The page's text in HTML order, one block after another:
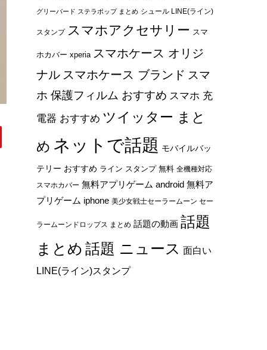
グリーバード ステラポップ まとめ シュール LINE(ライン)
スタンプ スマホアクセサリー スマ
ホカバー xperia スマホケース オリジ
ナル スマホケース ブランド スマ
ホ 保護フィルム おすすめ スマホ 充
電器 おすすめ ツイッター まと
め ネットで話題 モバイルバッ
テリー おすすめ ライン スタンプ 無料 全機種対応
スマホカバー 無料アプリゲーム android 無料ア
プリゲーム iphone 美少女戦士セーラームーン セー
ラームーンドロップス まとめ 話題の動画 話題
まとめ 話題 ニュース 面白い
LINE(ライン)スタンプ